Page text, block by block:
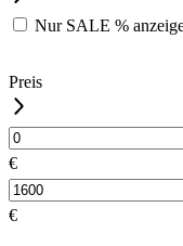
Nur SALE %
Preis
€
€